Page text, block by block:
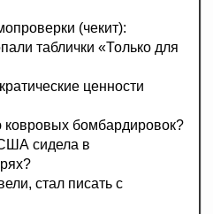
(чекит):
таблички «Только для
ценности
бомбардировок?
сидела в
стал писать с